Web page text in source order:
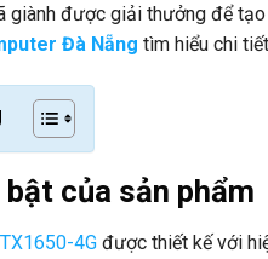
giành được giải thưởng để
Đà Nẵng tìm hiểu chi
của sản phẩm
4Gđược thiết kế với